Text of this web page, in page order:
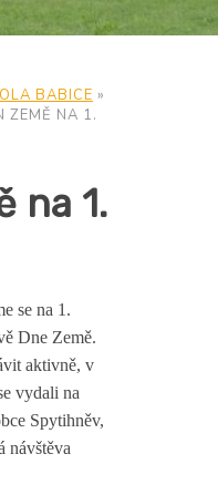
BABICE »
ZEMĚ NA 1.
na 1.
se na 1.
Dne Země.
aktivně, v
vydali na
Spytihněv,
návštěva